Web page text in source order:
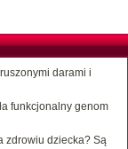
darami i
funkcjonalny genom
zdrowiu dziecka? Są